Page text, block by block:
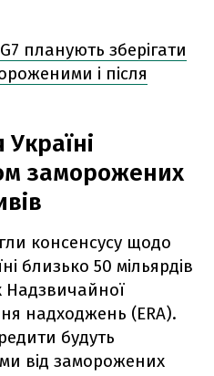
планують зберігати
і після
заморожених
консенсусу щодо
близько 50 мільярдів
надходжень (ERA).
будуть
від заморожених